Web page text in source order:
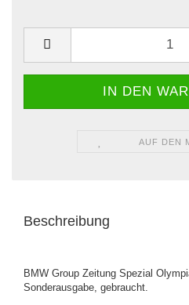
AUF DEN
Beschreibung
BMW Group Zeitung Spezial
Sonderausgabe, gebraucht.